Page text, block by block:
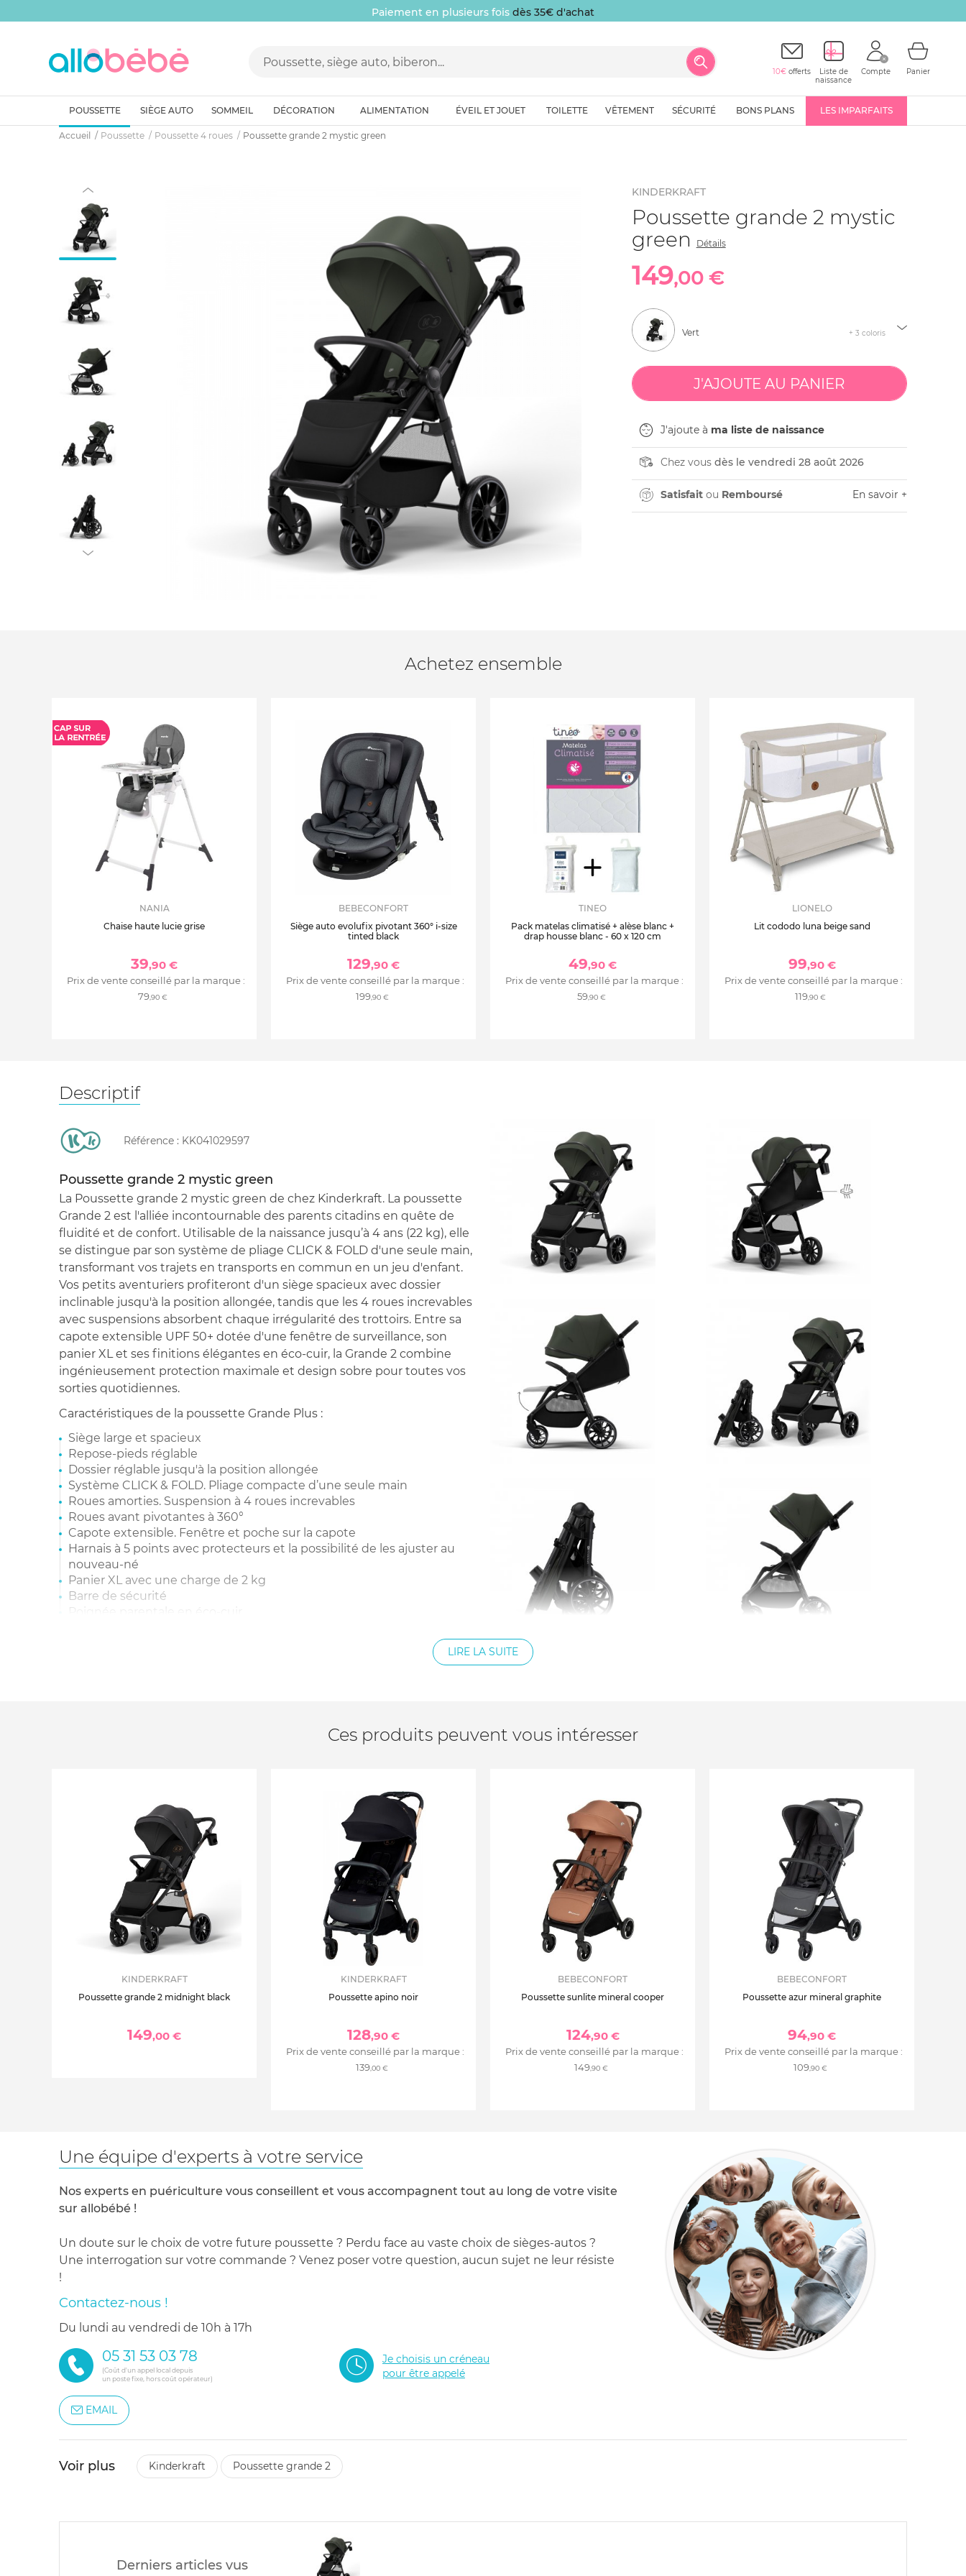
Paiement en plusieurs fois dès 35€ d'achat
10€ offerts
Liste de
naissance
Compte Panier
POUSSETTE SIÈGE AUTO SOMMEIL DÉCORATION ALIMENTATION ÉVEIL ET JOUET TOILETTE VÊTEMENT SÉCURITÉ BONS PLANS LES IMPARFAITS
Accueil Poussette Poussette 4 roues Poussette grande 2 mystic green
KINDERKRAFT
Poussette grande 2 mystic
green
Détails
149,00 €
Vert + 3 coloris
J'ajoute à ma liste de naissance
Chez vous dès le vendredi 28 août 2026
Satisfaitou Remboursé En savoir +
Achetez ensemble
NANIA
Chaise haute lucie grise
39,90 €
Prix de vente conseillé par la marque :
79,90 €
BEBECONFORT
Siège auto evolufix pivotant 360° i-size
tinted black
129,90 €
Prix de vente conseillé par la marque :
199,90 €
TINEO
Pack matelas climatisé + alèse blanc +
drap housse blanc - 60 x 120 cm
49,90 €
Prix de vente conseillé par la marque :
59,90 €
LIONELO
Lit cododo luna beige sand
99,90 €
Prix de vente conseillé par la marque :
119,90 €
Descriptif
Référence : KK041029597
Poussette grande 2 mystic green
La Poussette grande 2 mystic green de chez Kinderkraft. La poussette
Grande 2 est l'alliée incontournable des parents citadins en quête de
fluidité et de confort. Utilisable de la naissance jusqu’à 4 ans (22 kg), elle
se distingue par son système de pliage CLICK & FOLD d'une seule main,
transformant vos trajets en transports en commun en un jeu d'enfant.
Vos petits aventuriers profiteront d'un siège spacieux avec dossier
inclinable jusqu'à la position allongée, tandis que les 4 roues increvables
avec suspensions absorbent chaque irrégularité des trottoirs. Entre sa
capote extensible UPF 50+ dotée d'une fenêtre de surveillance, son
panier XL et ses finitions élégantes en éco-cuir, la Grande 2 combine
ingénieusement protection maximale et design sobre pour toutes vos
sorties quotidiennes.
Caractéristiques de la poussette Grande Plus :
Siège large et spacieux
Repose-pieds réglable
Dossier réglable jusqu'à la position allongée
Système CLICK & FOLD. Pliage compacte d’une seule main
Roues amorties. Suspension à 4 roues increvables
Roues avant pivotantes à 360°
Capote extensible. Fenêtre et poche sur la capote
Harnais à 5 points avec protecteurs et la possibilité de les ajuster au
nouveau-né
Panier XL avec une charge de 2 kg
Barre de sécurité
Poignée parentale en éco-cuir
Tissu : 100% polyester, durable, résistant à l'abrasion et aux intempéries
Roues arrière : 25 cm
Pour profiter du programme de garantie de 10 ans, vous devez vous
inscrire dans un délai maximum de 30 jours à compter de la date
d'achat sur le site Kinderkraft
LIRE LA SUITE
Ces produits peuvent vous intéresser
KINDERKRAFT
Poussette grande 2 midnight black
149,00 €
KINDERKRAFT
Poussette apino noir
128,90 €
Prix de vente conseillé par la marque :
139,00 €
BEBECONFORT
Poussette sunlite mineral cooper
124,90 €
Prix de vente conseillé par la marque :
149,90 €
BEBECONFORT
Poussette azur mineral graphite
94,90 €
Prix de vente conseillé par la marque :
109,90 €
Une équipe d'experts à votre service
Nos experts en puériculture vous conseillent et vous accompagnent tout au long de votre visite
sur allobébé !
Un doute sur le choix de votre future poussette ? Perdu face au vaste choix de sièges-autos ?
Une interrogation sur votre commande ? Venez poser votre question, aucun sujet ne leur résiste
!
Contactez-nous !
du lundi au vendredi de 10h à 17h
05 31 53 03 78
(Coût d'un appel local depuis
un poste fixe, hors coût opérateur)
Je choisis un créneau
pour être appelé
EMAIL
Voir plus kinderkraft poussette grande 2
Derniers articles vus